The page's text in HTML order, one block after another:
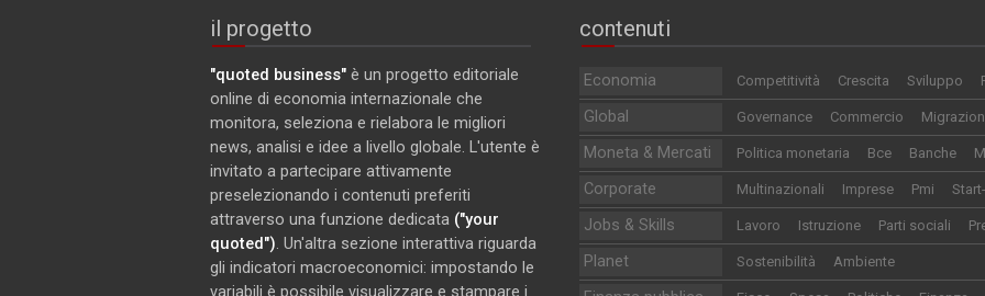
il progetto
"quoted business" è un progetto editoriale
online di economia internazionale che
monitora, seleziona e rielabora le migliori
news, analisi e idee a livello globale. L'utente è
invitato a partecipare attivamente
preselezionando i contenuti preferiti
attraverso una funzione dedicata ("your
quoted"). Un'altra sezione interattiva riguarda
gli indicatori macroeconomici: impostando le
contenuti
Economia Competitività Crescita Sviluppo
Global Governance Commercio
Moneta & Mercati Politica monetaria Bce Banche
Corporate Multinazionali Imprese Pmi
Jobs & Skills Lavoro Istruzione Parti sociali
Planet Sostenibilità Ambiente